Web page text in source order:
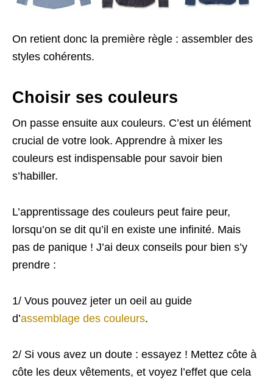
On retient donc la première règle : assembler des
styles cohérents.
Choisir ses couleurs
On passe ensuite aux couleurs. C’est un élément
crucial de votre look. Apprendre à mixer les
couleurs est indispensable pour savoir bien
s’habiller.
L’apprentissage des couleurs peut faire peur,
lorsqu’on se dit qu’il en existe une infinité. Mais
pas de panique ! J’ai deux conseils pour bien s’y
prendre :
1/ Vous pouvez jeter un oeil au guide
d’assemblage des couleurs.
2/ Si vous avez un doute : essayez ! Mettez côte à
côte les deux vêtements, et voyez l’effet que cela